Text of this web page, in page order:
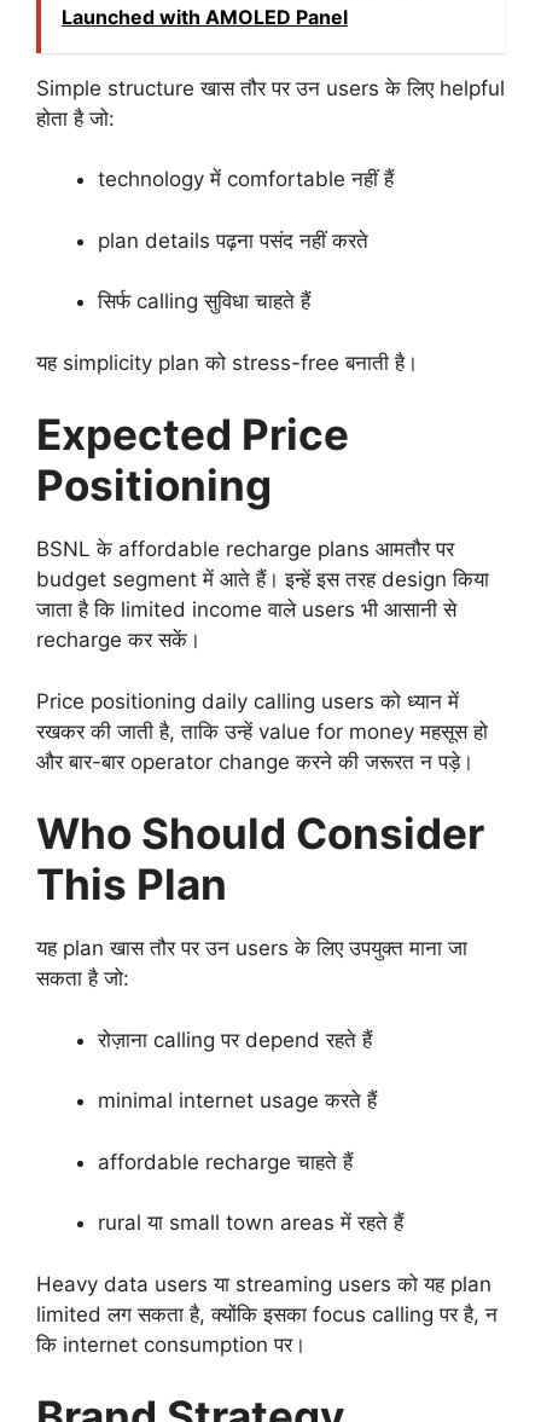
Launched with AMOLED Panel
Simple structure खास तौर पर उन users के लिए helpful
होता है जो:
technology में comfortable नहीं हैं
plan details पढ़ना पसंद नहीं करते
सिर्फ calling सुविधा चाहते हैं
यह simplicity plan को stress-free बनाती है।
Expected Price
Positioning
BSNL के affordable recharge plans आमतौर पर
budget segment में आते हैं। इन्हें इस तरह design किया
जाता है कि limited income वाले users भी आसानी से
recharge कर सकें।
Price positioning daily calling users को ध्यान में
रखकर की जाती है, ताकि उन्हें value for money महसूस हो
और बार-बार operator change करने की जरूरत न पड़े।
Who Should Consider
This Plan
यह plan खास तौर पर उन users के लिए उपयुक्त माना जा
सकता है जो:
रोज़ाना calling पर depend रहते हैं
minimal internet usage करते हैं
affordable recharge चाहते हैं
rural या small town areas में रहते हैं
Heavy data users या streaming users को यह plan
limited लग सकता है, क्योंकि इसका focus calling पर है, न
कि internet consumption पर।